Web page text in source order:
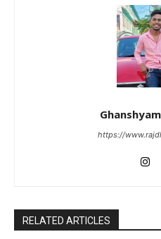
https://
RELATED ARTICLES